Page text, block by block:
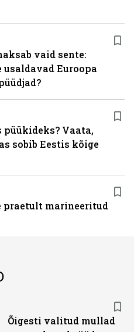
vaid sente:
Euroopa
Vaata,
sobib Eestis kõige
marineeritud
Õigesti valitud mullad